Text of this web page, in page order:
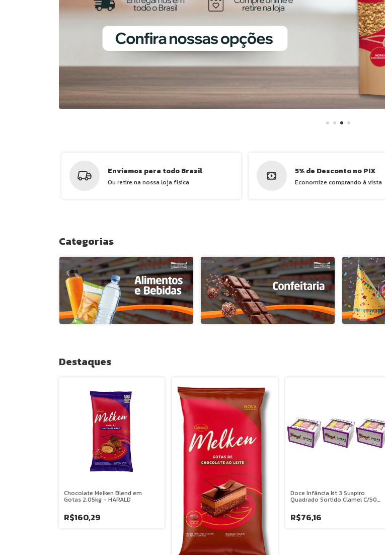
Enviamos para todo Brasil
Ou retire na nossa loja física
5% de Desconto no PIX
Economize comprando à vista
Categorias
Destaques
Chocolate Melken Blend em
Gotas 2,05kg - HARALD
R$160,29
Doce Infância kit 3 Suspiro
Quadrado Sortido Clamel C/50
R$76,16